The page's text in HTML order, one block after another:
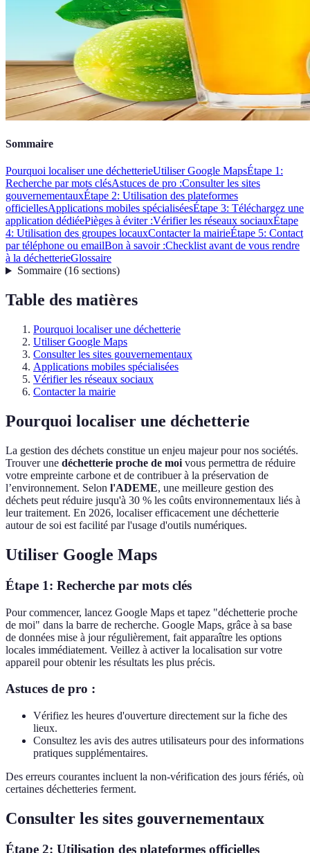
Sommaire
Pourquoi localiser une déchetterieUtiliser Google MapsÉtape 1:
Recherche par mots clésAstuces de pro :Consulter les sites
gouvernementauxÉtape 2: Utilisation des plateformes
officiellesApplications mobiles spécialiséesÉtape 3: Téléchargez une
application dédiéePièges à éviter :Vérifier les réseaux sociauxÉtape
4: Utilisation des groupes locauxContacter la mairieÉtape 5: Contact
par téléphone ou emailBon à savoir :Checklist avant de vous rendre
à la déchetterieGlossaire
Sommaire(16 sections)
Table des matières
Pourquoi localiser une déchetterie
Utiliser Google Maps
Consulter les sites gouvernementaux
Applications mobiles spécialisées
Vérifier les réseaux sociaux
Contacter la mairie
Pourquoi localiser une déchetterie
La gestion des déchets constitue un enjeu majeur pour nos sociétés.
Trouver une déchetterie proche de moi vous permettra de réduire
votre empreinte carbone et de contribuer à la préservation de
l’environnement. Selon l'ADEME, une meilleure gestion des
déchets peut réduire jusqu'à 30 % les coûts environnementaux liés à
leur traitement. En 2026, localiser efficacement une déchetterie
autour de soi est facilité par l'usage d'outils numériques.
Utiliser Google Maps
Étape 1: Recherche par mots clés
Pour commencer, lancez Google Maps et tapez "déchetterie proche
de moi" dans la barre de recherche. Google Maps, grâce à sa base
de données mise à jour régulièrement, fait apparaître les options
locales immédiatement. Veillez à activer la localisation sur votre
appareil pour obtenir les résultats les plus précis.
Astuces de pro :
Vérifiez les heures d'ouverture directement sur la fiche des
lieux.
Consultez les avis des autres utilisateurs pour des informations
pratiques supplémentaires.
Des erreurs courantes incluent la non-vérification des jours fériés, où
certaines déchetteries ferment.
Consulter les sites gouvernementaux
Étape 2: Utilisation des plateformes officielles